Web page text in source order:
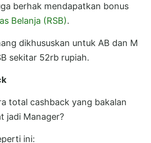
berhak mendapatkan bonus
Belanja (RSB).
dikhususkan untuk AB dan M
sekitar 52rb rupiah.
total cashback yang bakalan
jadi Manager?
ini: